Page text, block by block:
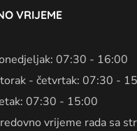
VRIJEME
07:30 - 16:00
- četvrtak: 07:30 -
07:30 - 15:00
vrijeme rada sa